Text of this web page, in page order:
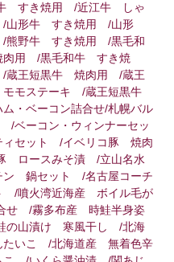
すき焼用 /近江牛 しゃ
山形牛 すき焼用 /山形
野牛 すき焼用 /黒毛和
用 /黒毛和牛 すき焼
王短黒牛 焼肉用 /蔵王
モステーキ /蔵王短黒牛
・ベーコン詰合せ/札幌バル
ベーコン・ウィンナーセッ
ィセット /イベリコ豚 焼肉
ロースみそ漬 /立山名水
鍋セット /名古屋コーチ
/噴火湾近海産 ボイル毛が
せ /霧多布産 時鮭半身姿
山漬け 寒風干し /北海
たいこ /北海道産 無着色辛